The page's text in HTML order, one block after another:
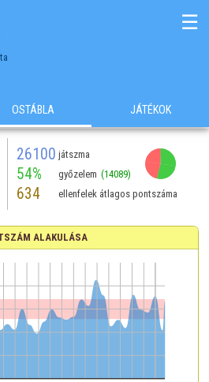
☰
OSTÁBLA JÁTÉKOK
26100 játszma
54% győzelem (14089)
634 ellenfelek átlagos pontszáma
ALAKULÁSA